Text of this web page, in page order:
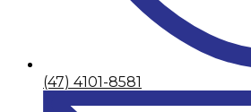
(47) 4101-8581